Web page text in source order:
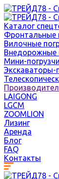
Каталог
Фронтальные
Вилочные
Внедорожные
Мини-
Экскаваторы-
LAIGONG
LGCM
ZOOMLION
Лизинг
Аренда
Блог
FAQ
Контакты